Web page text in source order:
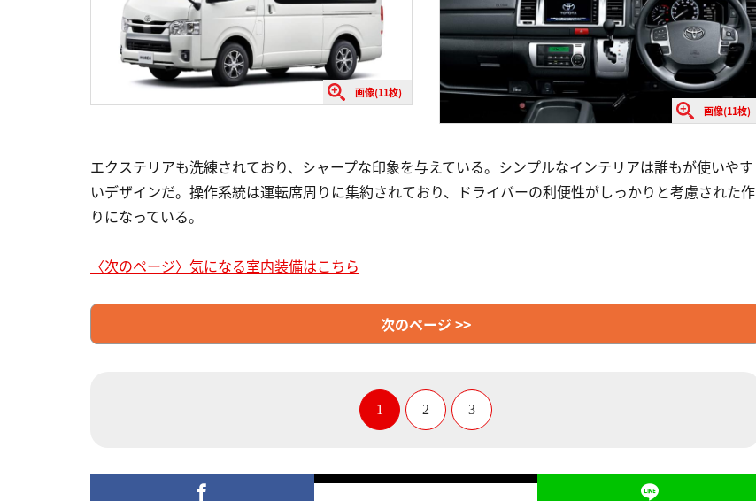
画像(11枚)
画像(11枚)
エクステリアも洗練されており、シャープな印象を与えている。シンプルなインテリアは誰もが使いやす
いデザインだ。操作系統は運転席周りに集約されており、ドライバーの利便性がしっかりと考慮された作
りになっている。
〈次のページ〉気になる室内装備はこちら
次のページ >>
1 2 3